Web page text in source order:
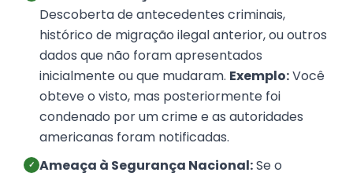
Descoberta de antecedentes criminais,
histórico de migração ilegal anterior, ou outros
dados que não foram apresentados
inicialmente ou que mudaram. Exemplo:Você
obteve o visto, mas posteriormente foi
condenado por um crime e as autoridades
americanas foram notificadas.
✓ Ameaça à Segurança Nacional:Se o